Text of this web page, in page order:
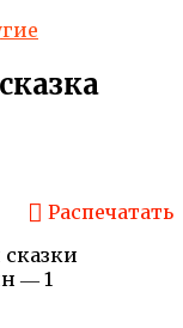
Распечатать
― 1